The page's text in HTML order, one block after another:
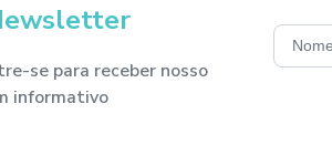
se para receber nosso
informativo